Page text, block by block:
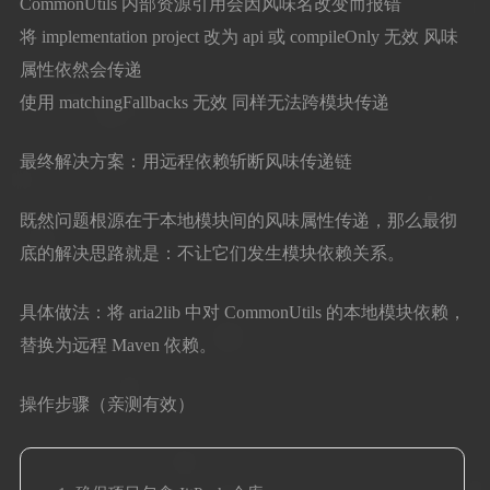
CommonUtils 内部资源引用会因风味名改变而报错
将 implementation project 改为 api 或 compileOnly 无效 风味
属性依然会传递
使用 matchingFallbacks 无效 同样无法跨模块传递
最终解决方案：用远程依赖斩断风味传递链
既然问题根源在于本地模块间的风味属性传递，那么最彻
底的解决思路就是：不让它们发生模块依赖关系。
具体做法：将 aria2lib 中对 CommonUtils 的本地模块依赖，
替换为远程 Maven 依赖。
操作步骤（亲测有效）